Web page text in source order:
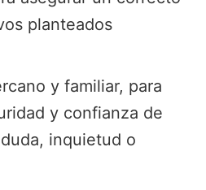
planteados
y familiar, para
y confianza de
inquietud o